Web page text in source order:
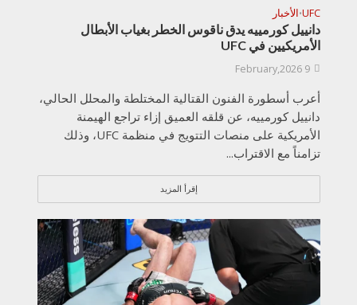
UFC
•الأخبار
دانييل كورمييه يدق ناقوس الخطر بغياب الأبطال
الأمريكيين في UFC
9 February,2026
أعرب أسطورة الفنون القتالية المختلطة والمحلل الحالي،
دانييل كورمييه، عن قلقه العميق إزاء تراجع الهيمنة
الأمريكية على منصات التتويج في منظمة UFC، وذلك
تزامناً مع الاقتراب...
إقرأ المزيد